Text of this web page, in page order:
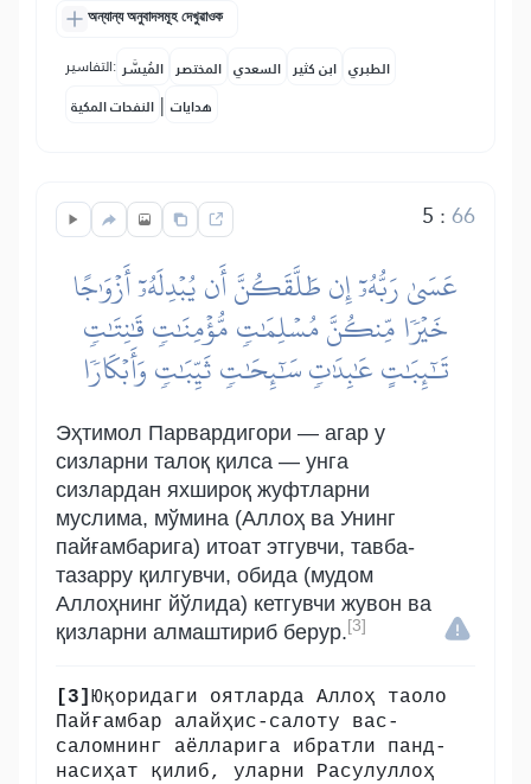
অন্যান্য অনুবাদসমূহ দেখুৱাওক
التفاسير: المُيسَّر المختصر السعدي ابن كثير الطبري
النفحات المكية | هدايات
5 :66
عَسَىٰ رَبُّهُۥٓ إِن طَلَّقَكُنَّ أَن يُبۡدِلَهُۥٓ أَزۡوَٰجًا
خَيۡرٗا مِّنكُنَّ مُسۡلِمَٰتٖ مُّؤۡمِنَٰتٖ قَٰنِتَٰتٖ
تَٰٓئِبَٰتٍ عَٰبِدَٰتٖ سَٰٓئِحَٰتٖ ثَيِّبَٰتٖ وَأَبۡكَارٗا
Эҳтимол Парвардигори — агар у
сизларни талоқ қилса — унга
сизлардан яхшироқ жуфтларни
муслима, мўмина (Аллоҳ ва Унинг
пайғамбарига) итоат этгувчи, тавба-
тазарру қилгувчи, обида (мудом
Аллоҳнинг йўлида) кетгувчи жувон ва
қизларни алмаштириб берур. [3]
[3] Юқоридаги оятларда Аллоҳ таоло
Пайғамбар алайҳис-салоту вас-
саломнинг аёлларига ибратли панд-
насиҳат қилиб, уларни Расулуллоҳ